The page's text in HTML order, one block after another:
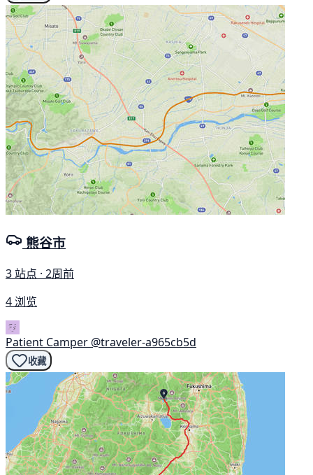
熊谷市
3 站点 · 2周前
4 浏览
Patient Camper @traveler-a965cb5d
收藏